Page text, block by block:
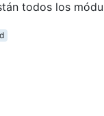
todos los